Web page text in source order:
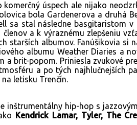
úspech ale nijako
bola Gardenerova a druhá
sa stal následne basgitaristom v
a k výraznému zlepšeniu
starších albumov. Fanúšikovia
albumu Weather Diaries a
brit-popom. Priniesla zvukové
a po tých najhlučnejších
letisku Trenčín.
inštrumentálny hip-hop s
Kendrick Lamar, Tyler, The